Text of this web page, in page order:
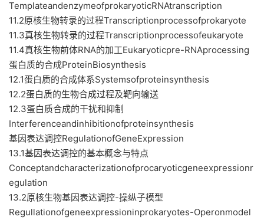
TemplateandenzymeofprokaryoticRNAtranscription
11.2原核生物转录的过程Transcriptionprocessofprokaryote
11.3真核生物转录的过程Transcriptionprocessofeukaryote
11.4真核生物前体RNA的加工Eukaryoticpre-RNAprocessing
蛋白质的合成ProteinBiosynthesis
12.1蛋白质的合成体系Systemsofproteinsynthesis
12.2蛋白质的生物合成过程及靶向输送
12.3蛋白质合成的干扰和抑制
Interferenceandinhibitionofproteinsynthesis
基因表达调控RegulationofGeneExpression
13.1基因表达调控的基本概念与特点
Conceptandcharacterizationofprocaryoticgeneexpressionr
egulation
13.2原核生物基因表达调控-操纵子模型
Regullationofgeneexpressioninprokaryotes-Operonmodel